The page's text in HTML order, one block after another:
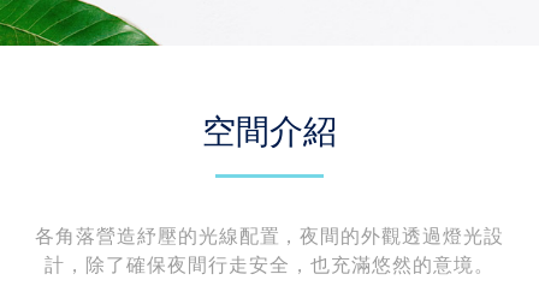
空間介紹
各角落營造紓壓的光線配置，夜間的外觀透過燈光設
計，除了確保夜間行走安全，也充滿悠然的意境。